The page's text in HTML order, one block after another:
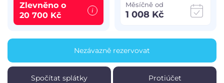
Měsíčně od
1 008 Kč
Zlevněno o
20 700 Kč
Spočítat splátky Protiúčet
Nezávazně rezervovat